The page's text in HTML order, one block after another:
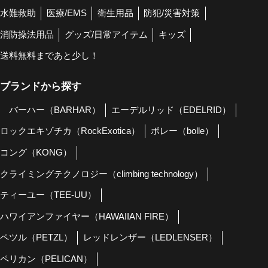
水難救助 医療/EMS 衛生用品 防犯/災害対策
消防操法用品 グッズ/日常アイテム キッズ
送料無料まであと少し！
ブランドから探す
バーハー（BARHAR） エーデルリッド（EDELRID）
ロックエキゾチカ（RockExotica） ボレー（bolle）
コング（KONG）
クライミングテクノロジー（climbing technology）
ティーユー（TEE-UU）
ハワイアンファイヤー（HAWAIIAN FIRE）
ペツル（PETZL） レッドレンザー（LEDLENSER）
ペリカン（PELICAN）